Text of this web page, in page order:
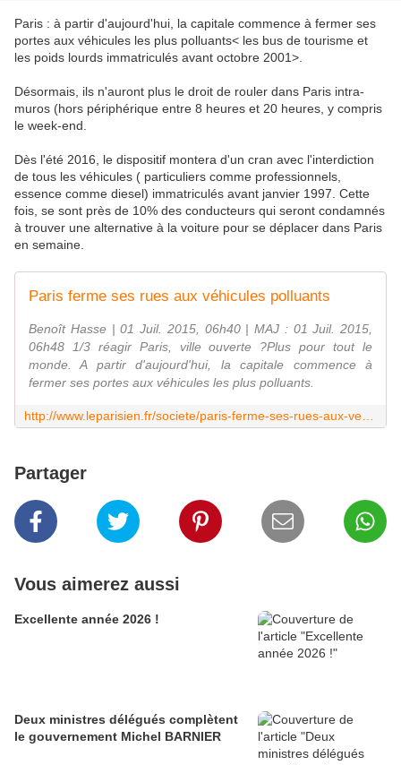
Paris : à partir d'aujourd'hui, la capitale commence à fermer ses
portes aux véhicules les plus polluants< les bus de tourisme et
les poids lourds immatriculés avant octobre 2001>.
Désormais, ils n'auront plus le droit de rouler dans Paris intra-
muros (hors périphérique entre 8 heures et 20 heures, y compris
le week-end.
Dès l'été 2016, le dispositif montera d'un cran avec l'interdiction
de tous les véhicules ( particuliers comme professionnels,
essence comme diesel) immatriculés avant janvier 1997. Cette
fois, se sont près de 10% des conducteurs qui seront condamnés
à trouver une alternative à la voiture pour se déplacer dans Paris
en semaine.
Paris ferme ses rues aux véhicules polluants
Benoît Hasse | 01 Juil. 2015, 06h40 | MAJ : 01 Juil. 2015,
06h48 1/3 réagir Paris, ville ouverte ?Plus pour tout le
monde. A partir d'aujourd'hui, la capitale commence à
fermer ses portes aux véhicules les plus polluants.
Partager
Vous aimerez aussi
Excellente année 2026 !
Deux ministres délégués complètent
le gouvernement Michel BARNIER